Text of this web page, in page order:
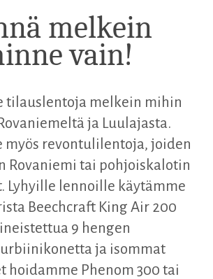
melkein
vain!
tilauslentoja melkein mihin
ja Luulajasta.
myös revontulilentoja, joiden
Rovaniemi tai pohjoiskalotin
Lyhyille lennoille käytämme
Beechcraft King Air 200
9 hengen
ja isommat
hoidamme Phenom 300 tai